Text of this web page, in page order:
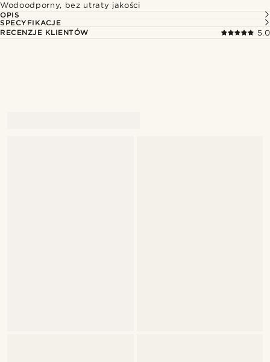
Wodoodporny, bez utraty jakości
OPIS
SPECYFIKACJE
RECENZJE KLIENTÓW
5.0